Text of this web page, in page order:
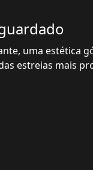
uma estética
estreias mais